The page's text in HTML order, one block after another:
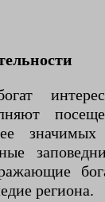
региона.